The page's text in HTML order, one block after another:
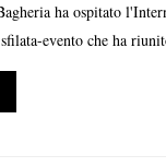
ha ospitato
evento che ha